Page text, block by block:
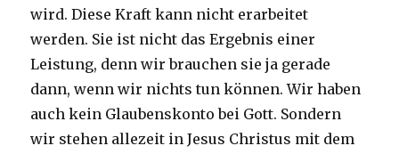
wird. Diese Kraft kann nicht erarbeitet
werden. Sie ist nicht das Ergebnis einer
Leistung, denn wir brauchen sie ja gerade
dann, wenn wir nichts tun können. Wir haben
auch kein Glaubenskonto bei Gott. Sondern
wir stehen allezeit in Jesus Christus mit dem